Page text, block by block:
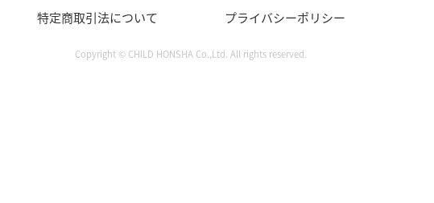
特定商取引法について プライバシーポリシー
Copyright © CHILD HONSHA Co.,Ltd. All rights reserved.